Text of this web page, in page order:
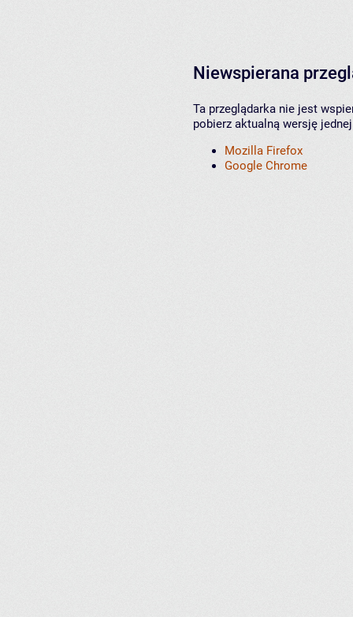
Niewspierana
Ta przeglądarka nie jest
pobierz aktualną wersję
Mozilla Firefox
Google Chrome